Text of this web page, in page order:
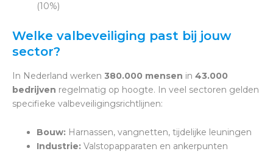
(10%)
Welke valbeveiliging past bij jouw
sector?
In Nederland werken 380.000 mensen in 43.000
bedrijven regelmatig op hoogte. In veel sectoren gelden
specifieke valbeveiligingsrichtlijnen:
Bouw: Harnassen, vangnetten, tijdelijke leuningen
Industrie: Valstopapparaten en ankerpunten